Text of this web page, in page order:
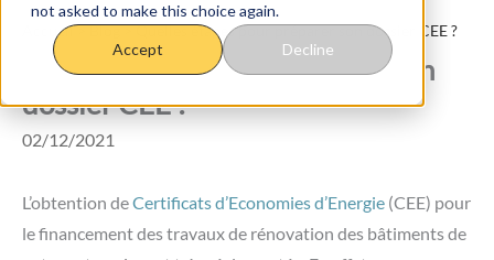
not asked to make this choice again.
Accept Decline
Accueil>Blog>Quelles étapes pour préparer son dossier CEE ?
Quelles étapes pour préparer son
dossier CEE ?
02/12/2021
L’obtention deCertificats d’Economies d’Energie (CEE) pour
le financement des travaux de rénovation des bâtiments de